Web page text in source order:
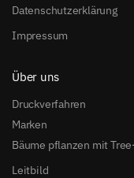
Datenschutzerklärung
Impressum
Über uns
Druckverfahren
Marken
Bäume pflanzen mit
Leitbild